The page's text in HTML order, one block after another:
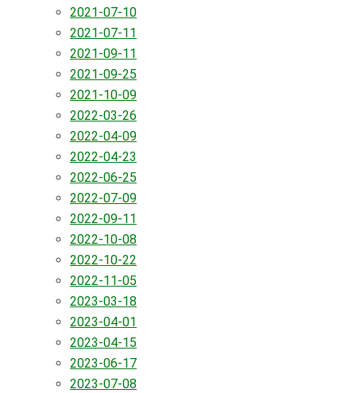
2021-07-10
2021-07-11
2021-09-11
2021-09-25
2021-10-09
2022-03-26
2022-04-09
2022-04-23
2022-06-25
2022-07-09
2022-09-11
2022-10-08
2022-10-22
2022-11-05
2023-03-18
2023-04-01
2023-04-15
2023-06-17
2023-07-08